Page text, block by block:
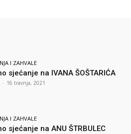
I ZAHVALE
sjećanje na IVANA ŠOŠTARIĆA
- 16 travnja, 2021
I ZAHVALE
sjećanje na ANU ŠTRBULEC